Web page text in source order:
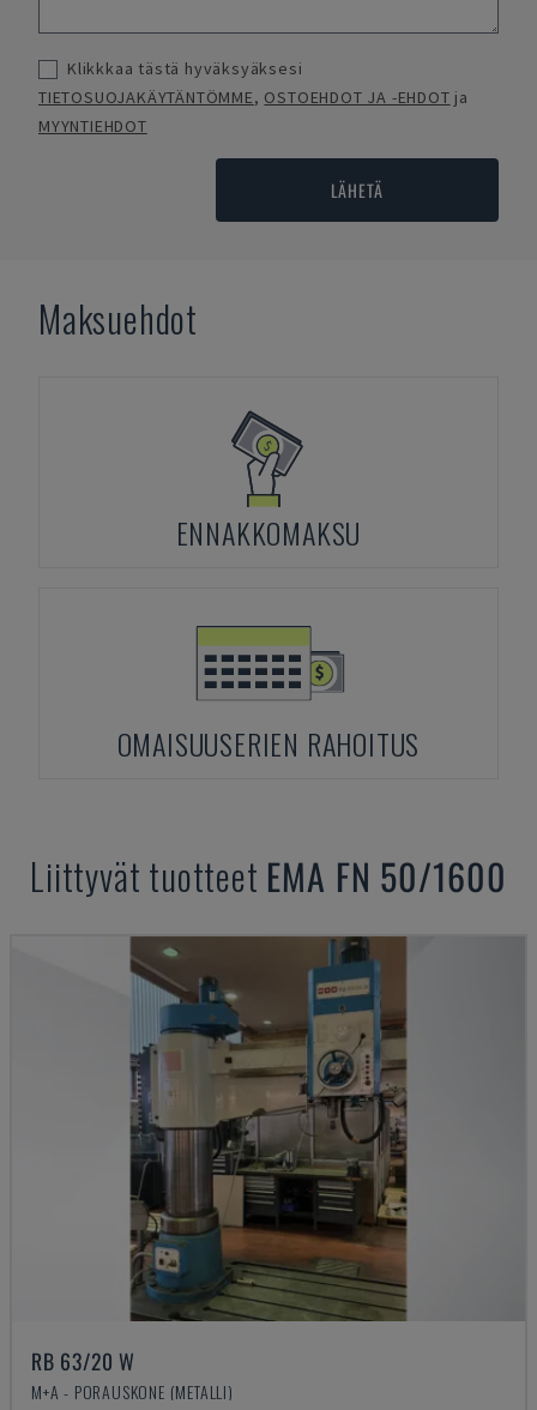
Klikkkaa tästä hyväksyäksesi
TIETOSUOJAKÄYTÄNTÖMME, OSTOEHDOT JA -EHDOT ja
MYYNTIEHDOT
LÄHETÄ
Maksuehdot
ENNAKKOMAKSU
OMAISUUSERIEN RAHOITUS
Liittyvät tuotteet EMA FN 50/1600
RB 63/20 W
M+A - PORAUSKONE (METALLI)